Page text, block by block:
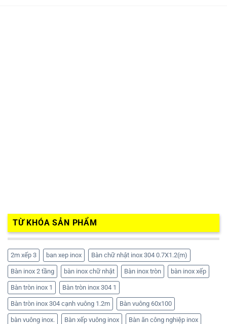
TỪ KHÓA SẢN PHẨM
2m xếp 3 ban xep inox Bàn chữ nhật inox 304 0.7X1.2(m)
Bàn inox 2 tầng bàn inox chữ nhật Bàn inox tròn bàn inox xếp
Bàn tròn inox 1 Bàn tròn inox 304 1
Bàn tròn inox 304 cạnh vuông 1.2m Bàn vuông 60x100
bàn vuông inox. Bàn xếp vuông inox Bàn ăn công nghiệp inox